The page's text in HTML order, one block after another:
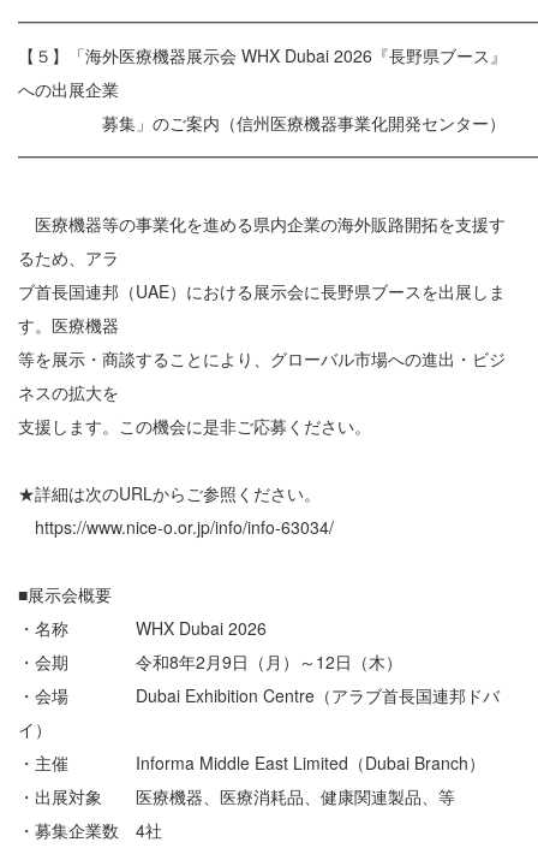
【５】「海外医療機器展示会 WHX Dubai 2026『長野県ブース』
への出展企業
募集」のご案内（信州医療機器事業化開発センター）
医療機器等の事業化を進める県内企業の海外販路開拓を支援す
るため、アラ
ブ首長国連邦（UAE）における展示会に長野県ブースを出展しま
す。医療機器
等を展示・商談することにより、グローバル市場への進出・ビジ
ネスの拡大を
支援します。この機会に是非ご応募ください。
★詳細は次のURLからご参照ください。
https://www.nice-o.or.jp/info/info-63034/
■展示会概要
・名称 WHX Dubai 2026
・会期 令和8年2月9日（月）～12日（木）
・会場 Dubai Exhibition Centre（アラブ首長国連邦ドバ
イ）
・主催 Informa Middle East Limited（Dubai Branch）
・出展対象 医療機器、医療消耗品、健康関連製品、等
・募集企業数 4社